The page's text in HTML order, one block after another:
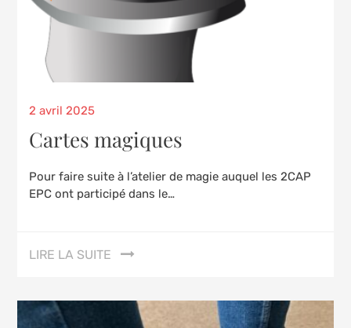
Posted
2 avril 2025
Cartes magiques
Pour faire suite à l’atelier de magie auquel les 2CAP
EPC ont participé dans le…
LIRE LA SUITE